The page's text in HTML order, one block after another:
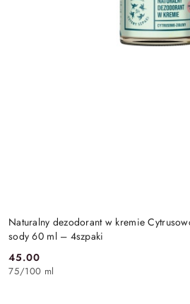
Naturalny dezodorant w kremie
sody 60 ml – 4szpaki
Cena:
45.00
75/100 ml